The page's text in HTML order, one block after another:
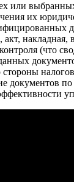
или
их
акт,
(что
документов